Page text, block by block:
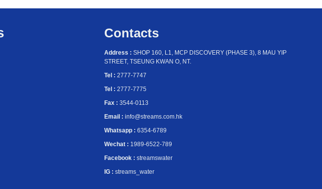
Contacts
Address : SHOP 160, L1, MCP DISCOVERY (PHASE 3), 8 MAU YIP
STREET, TSEUNG KWAN O, NT.
Tel : 2777-7747
Tel : 2777-7775
Fax : 3544-0113
Email : info@streams.com.hk
Whatsapp : 6354-6789
Wechat : 1989-6522-789
Facebook : streamswater
IG : streams_water